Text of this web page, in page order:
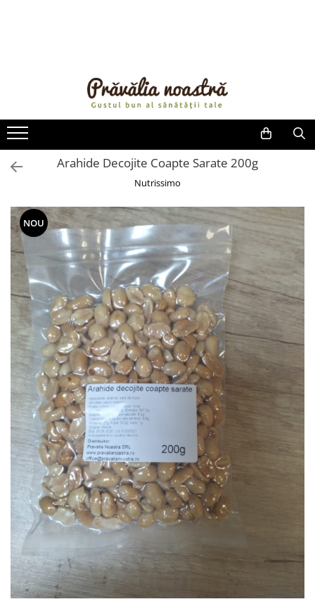
ULEIURI ȘI UNTURI
MĂSLINE
NUCI ȘI SEMINȚE
FRUCTE DESHIDRATATE
FRUCTE LA CONSERVĂ
OȚETURI ȘI SOSURI
SOSURI
FĂINĂ FĂRĂ GLUTEN
BĂUTURI / LAPTE VEGETAL
OREZ ȘI CEREALE
PASTE
CREME ȘI PASTE TARTINABILE
CONDIMENTE
CEAIURI GRECEȘTI
CIOCOLATĂ ȘI CACAO
HEALTHY SNACKS
SUPERALIMENTE
LACTATE
BACANIE
PRODUSE ECO / ORGANICE
PRODUSE ROMÂNEȘTI
COSMETICE
REMEDII NATURISTE
TOATE PRODUSELE
Arahide Decojite Coapte Sarate 200g
Nutrissimo
NOU